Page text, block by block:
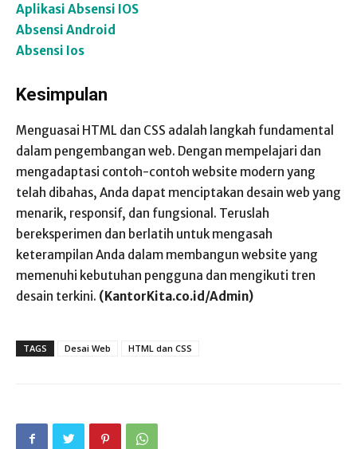
Aplikasi Absensi IOS
Absensi Android
Absensi Ios
Kesimpulan
Menguasai HTML dan CSS adalah langkah fundamental
dalam pengembangan web. Dengan mempelajari dan
mengadaptasi contoh-contoh website modern yang
telah dibahas, Anda dapat menciptakan desain web yang
menarik, responsif, dan fungsional. Teruslah
bereksperimen dan berlatih untuk mengasah
keterampilan Anda dalam membangun website yang
memenuhi kebutuhan pengguna dan mengikuti tren
desain terkini. (KantorKita.co.id/Admin)
TAGS Desai Web HTML dan CSS